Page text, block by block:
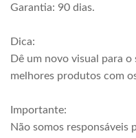
Garantia: 90 dias.
Dica:
Dê um novo visual para
melhores produtos com
Importante:
Não somos responsáveis